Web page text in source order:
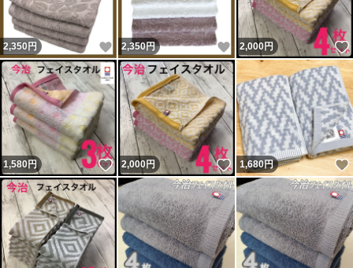
2,350 円 いいね！
2,350円 いいね！
2,000円
1,580円 いいね！
2,000円 いいね！
1,680円